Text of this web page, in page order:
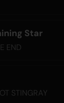
Star
END
STINGRAY